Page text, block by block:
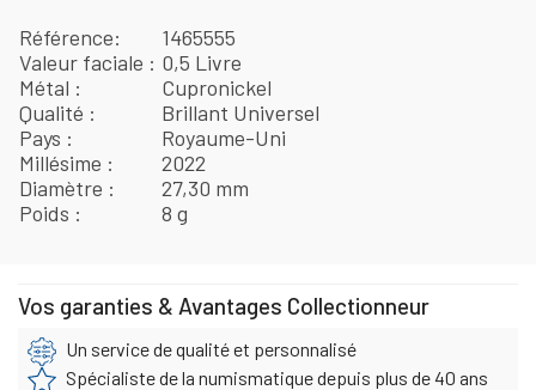
Référence
1465555
Valeur faciale
0,5 Livre
Métal
Cupronickel
Qualité
Brillant Universel
Pays
Royaume-Uni
Millésime
2022
Diamètre
27,30 mm
Poids
8 g
Vos garanties & Avantages Collectionneur
Un service de qualité et personnalisé
Spécialiste de la numismatique depuis plus de 40 ans